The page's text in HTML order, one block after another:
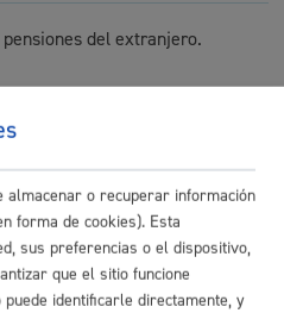
del extranjero.
alta
* Online con certificado
o recuperar información
forma de cookies). Esta
sus preferencias o el dispositivo,
que el sitio funcione
identificarle directamente, y